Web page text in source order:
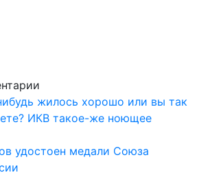
жилось хорошо или вы так
ИКВ такое-же ноющее
удостоен медали Союза